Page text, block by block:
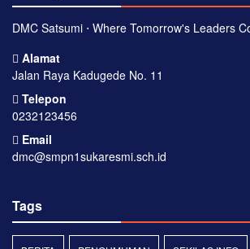
DMC Satsumi ⋅ Where Tomorrow's Leaders
Alamat
Jalan Raya Kadugede No. 11
Telepon
0232123456
Email
dmc@smpn1sukaresmi.sch.id
Tags